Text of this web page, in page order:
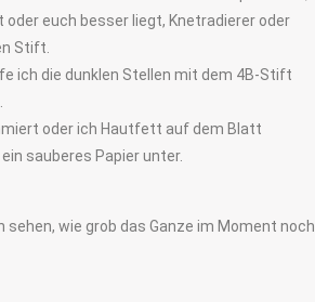
euch besser liegt, Knetradierer oder
Stift.
ich die dunklen Stellen mit dem 4B-Stift
oder ich Hautfett auf dem Blatt
sauberes Papier unter.
sehen, wie grob das Ganze im Moment noch